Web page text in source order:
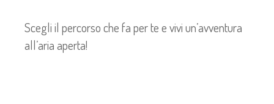
Scegli il percorso che fa per te e vivi un’avventura
all’aria aperta!